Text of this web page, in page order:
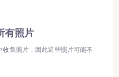
有照片
集照片，因此這些照片可能不